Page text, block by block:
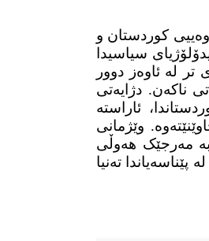
کوردستان و
سیاسیدا
تر لە ئاوەز دوور
ناکەن. دژایەتی
ئاراستە
وێژمانی
بە مەرجێک هەوڵی
تەنیا